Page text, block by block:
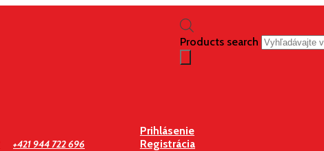
Products search
+421 944 722 696
Prihlásenie
Registrácia